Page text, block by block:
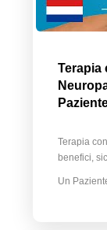
Terapia
Terapia
benefici,
Un